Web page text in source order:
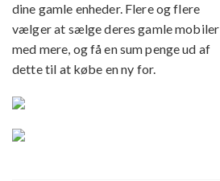
dine gamle enheder. Flere og flere
vælger at sælge deres gamle mobiler
med mere, og få en sum penge ud af
dette til at købe en ny for.